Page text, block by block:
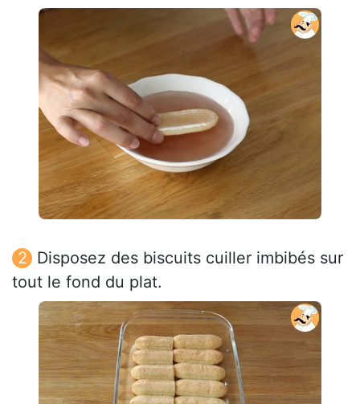
Disposez des biscuits cuiller imbibés sur
tout le fond du plat.